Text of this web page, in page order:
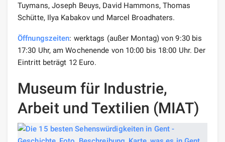
Tuymans, Joseph Beuys, David Hammons, Thomas
Schütte, Ilya Kabakov und Marcel Broadhaters.
Öffnungszeiten: werktags (außer Montag) von 9:30 bis
17:30 Uhr, am Wochenende von 10:00 bis 18:00 Uhr. Der
Eintritt beträgt 12 Euro.
Museum für Industrie,
Arbeit und Textilien (MIAT)